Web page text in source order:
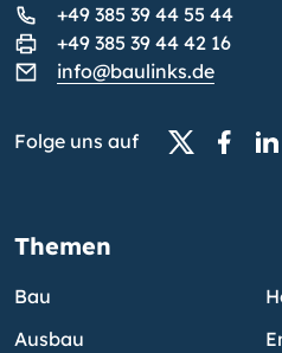
+49 385 39 44 55 44
+49 385 39 44 42 16
info@baulinks.de
Folge uns auf
Themen
Bau
Ausbau